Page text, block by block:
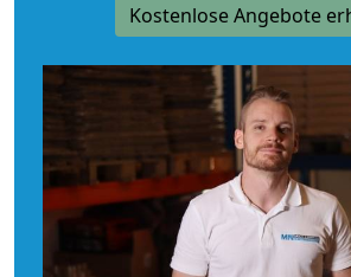
Kostenlose Angebote